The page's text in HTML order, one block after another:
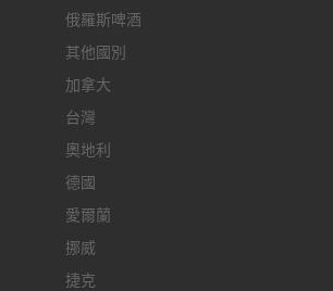
俄羅斯啤酒
其他國別
加拿大
台灣
奧地利
德國
愛爾蘭
挪威
捷克